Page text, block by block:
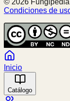
© 2026
Condiciones de
Inicio
Catálogo